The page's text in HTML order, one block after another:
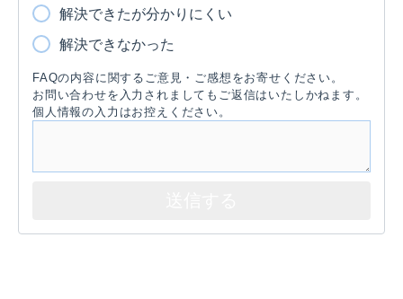
解決できたが分かりにくい
解決できなかった
FAQの内容に関するご意見・ご感想をお寄せください。
お問い合わせを入力されましてもご返信はいたしかねます。
個人情報の入力はお控えください。